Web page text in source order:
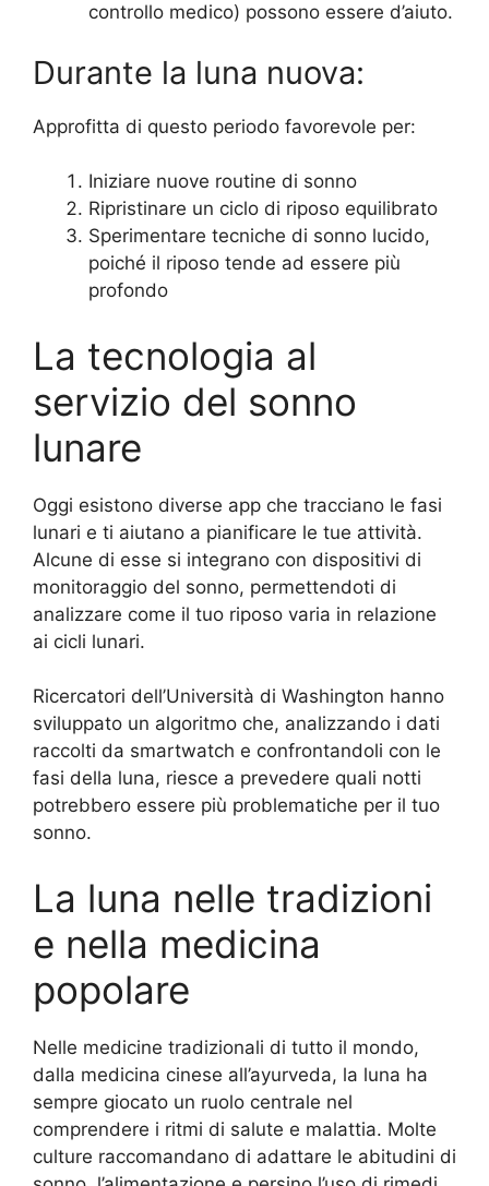
controllo medico) possono essere d’aiuto.
Durante la luna nuova:
Approfitta di questo periodo favorevole per:
Iniziare nuove routine di sonno
Ripristinare un ciclo di riposo equilibrato
Sperimentare tecniche di sonno lucido,
poiché il riposo tende ad essere più
profondo
La tecnologia al
servizio del sonno
lunare
Oggi esistono diverse app che tracciano le fasi
lunari e ti aiutano a pianificare le tue attività.
Alcune di esse si integrano con dispositivi di
monitoraggio del sonno, permettendoti di
analizzare come il tuo riposo varia in relazione
ai cicli lunari.
Ricercatori dell’Università di Washington hanno
sviluppato un algoritmo che, analizzando i dati
raccolti da smartwatch e confrontandoli con le
fasi della luna, riesce a prevedere quali notti
potrebbero essere più problematiche per il tuo
sonno.
La luna nelle tradizioni
e nella medicina
popolare
Nelle medicine tradizionali di tutto il mondo,
dalla medicina cinese all’ayurveda, la luna ha
sempre giocato un ruolo centrale nel
comprendere i ritmi di salute e malattia. Molte
culture raccomandano di adattare le abitudini di